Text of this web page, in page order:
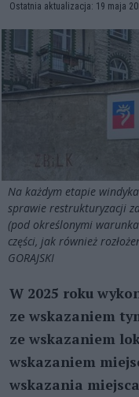
Ostatnia aktualizacja: 19 maja
Na każdym etapie
sprawie restrukturyzacji
(pod określonymi
części, jak również
GORAJSKI
W 2025 roku
ze wskazaniem
ze wskazaniem
wskazaniem
wskazania